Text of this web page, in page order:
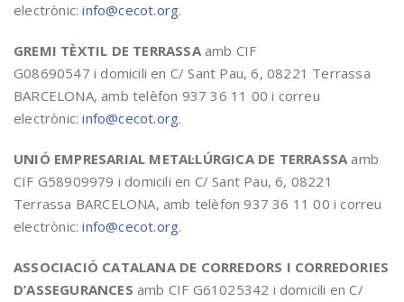
electrònic:info@cecot.org.
GREMI TÈXTIL DE TERRASSAamb CIF
G08690547 i domicili en C/ Sant Pau, 6, 08221 Terrassa
BARCELONA, amb telèfon 937 36 11 00 i correu
electrònic:info@cecot.org.
UNIÓ EMPRESARIAL METAL·LÚRGICA DE TERRASSA amb
CIF G58909979 i domicili en C/ Sant Pau, 6, 08221
Terrassa BARCELONA, amb telèfon 937 36 11 00 i correu
electrònic:info@cecot.org.
ASSOCIACIÓ CATALANA DE CORREDORS I CORREDORIES
D’ASSEGURANCES amb CIF G61025342 i domicili en C/